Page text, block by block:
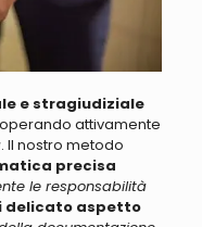
e stragiudiziale
attivamente
. Il nostro metodo
precisa
le responsabilità
delicato aspetto